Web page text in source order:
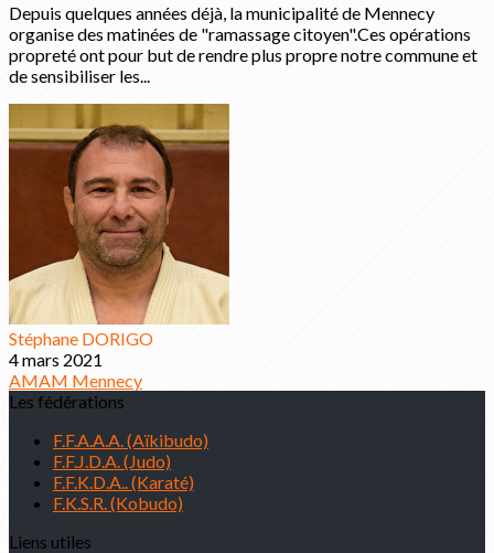
Depuis quelques années déjà, la municipalité de Mennecy
organise des matinées de "ramassage citoyen".Ces opérations
propreté ont pour but de rendre plus propre notre commune et
de sensibiliser les...
Stéphane DORIGO
4 mars 2021
AMAM Mennecy
Les fédérations
F.F.A.A.A. (Aïkibudo)
F.F.J.D.A. (Judo)
F.F.K.D.A.. (Karaté)
F.K.S.R. (Kobudo)
Liens utiles